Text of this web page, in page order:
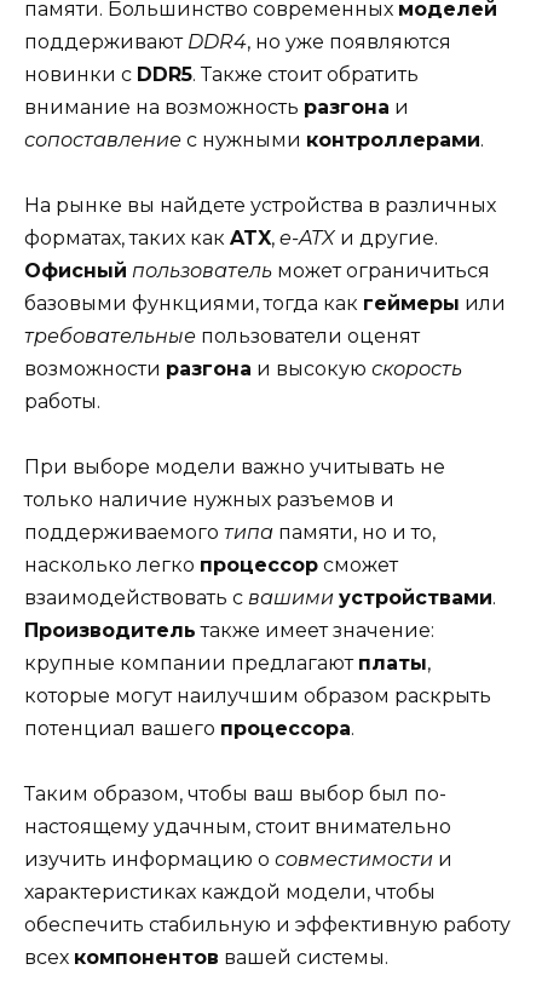
памяти. Большинство современных моделей
поддерживают DDR4, но уже появляются
новинки с DDR5. Также стоит обратить
внимание на возможность разгона и
сопоставление с нужными контроллерами.
На рынке вы найдете устройства в различных
форматах, таких как ATX, e-ATX и другие.
Офисный пользователь может ограничиться
базовыми функциями, тогда как геймеры или
требовательные пользователи оценят
возможности разгона и высокую скорость
работы.
При выборе модели важно учитывать не
только наличие нужных разъемов и
поддерживаемого типа памяти, но и то,
насколько легко процессор сможет
взаимодействовать с вашими устройствами.
Производитель также имеет значение:
крупные компании предлагают платы,
которые могут наилучшим образом раскрыть
потенциал вашего процессора.
Таким образом, чтобы ваш выбор был по-
настоящему удачным, стоит внимательно
изучить информацию о совместимости и
характеристиках каждой модели, чтобы
обеспечить стабильную и эффективную работу
всех компонентов вашей системы.